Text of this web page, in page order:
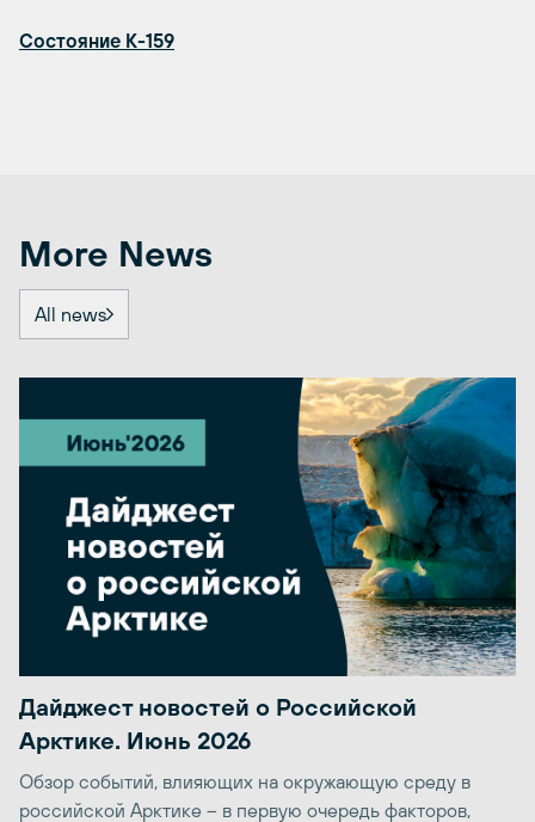
Состояние К-159
More News
All news
Дайджест новостей о Российской
Арктике. Июнь 2026
Обзор событий, влияющих на окружающую среду в
российской Арктике – в первую очередь факторов,